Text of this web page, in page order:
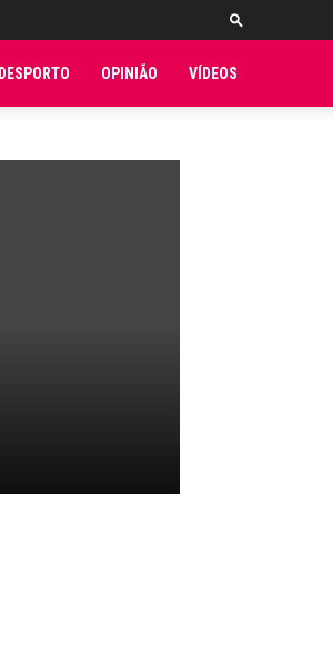
DESPORTO OPINIÃO VÍDEOS